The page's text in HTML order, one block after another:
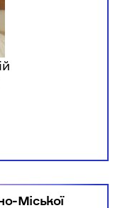
Міської